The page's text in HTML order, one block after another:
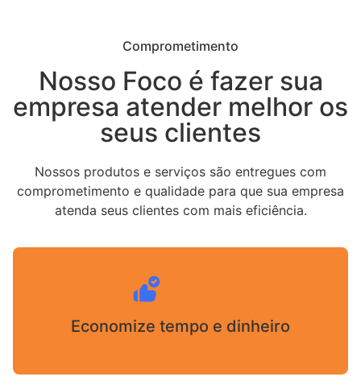
Comprometimento
Nosso Foco é fazer sua
empresa atender melhor os
seus clientes
Nossos produtos e serviços são entregues com
comprometimento e qualidade para que sua empresa
atenda seus clientes com mais eficiência.
Economize tempo e dinheiro